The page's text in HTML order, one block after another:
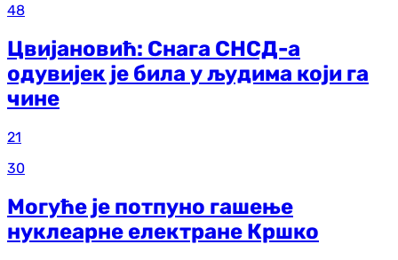
48
Цвијановић: Снага СНСД-а
одувијек је била у људима који га
чине
21
30
Могуће је потпуно гашење
нуклеарне електране Кршко